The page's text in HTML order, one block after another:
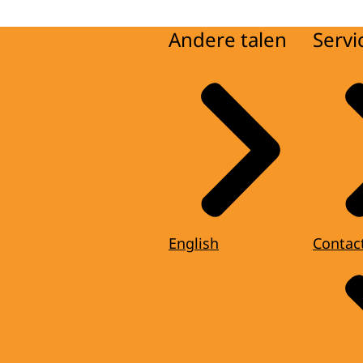
Andere talen
English